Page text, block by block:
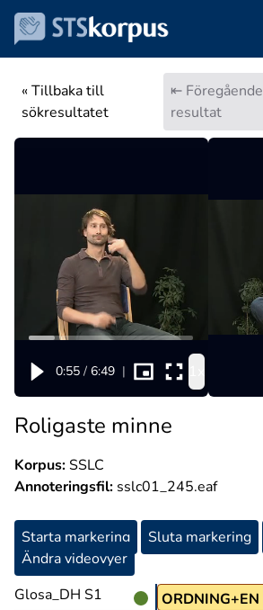
« Tillbaka till
sökresultatet
⇤ Föregående
resultat
0:55 / 6:49 |
Roligaste minne
Korpus:SSLC
Annoteringsfil: sslc01_245.eaf
Starta markering Sluta markering
Ändra videovyer
Glosa_DH S1
ORDNING+EN